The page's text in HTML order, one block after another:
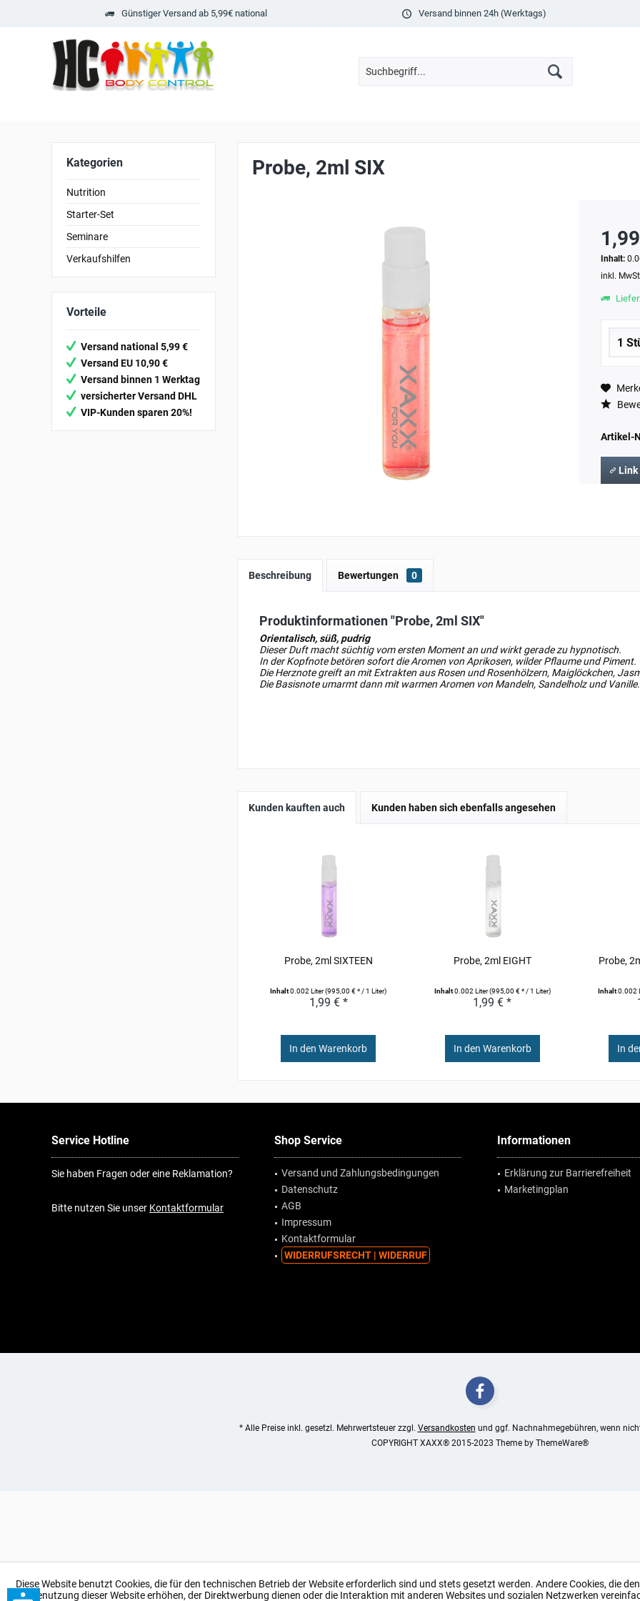
Günstiger Versand ab 5,99€ national Versand binnen 24h (Werktags)
Kategorien
Nutrition
Starter-Set
Seminare
Verkaufshilfen
Vorteile
Versand national 5,99 €
Versand EU 10,90 €
Versand binnen 1 Werktag
versicherter Versand DHL
VIP-Kunden sparen 20%!
Probe, 2ml SIX
Inhalt:
inkl.
Artikel-
Link
Beschreibung Bewertungen 0
Produktinformationen "Probe, 2ml SIX"
Orientalisch, süß, pudrig
Dieser Duft macht süchtig vom ersten Moment an und wirkt gerade zu hypnotisch.
In der Kopfnote betören sofort die Aromen von Aprikosen, wilder Pflaume und Piment.
Die Herznote greift an mit Extrakten aus Rosen und Rosenhölzern, Maiglöckchen,
Die Basisnote umarmt dann mit warmen Aromen von Mandeln, Sandelholz und Vanille.
Kunden kauften auch Kunden haben sich ebenfalls angesehen
Probe, 2ml SIXTEEN
Inhalt0.002 Liter(995,00 € * / 1 Liter)
1,99 € *
In den Warenkorb
Probe, 2ml EIGHT
Inhalt0.002 Liter(995,00 € * / 1 Liter)
1,99 € *
In den Warenkorb
Probe,
Inhalt0.002
In
Service Hotline
Sie haben Fragen oder eine Reklamation?
Bitte nutzen Sie unser Kontaktformular
Shop Service
Versand und Zahlungsbedingungen
Datenschutz
AGB
Impressum
Kontaktformular
WIDERRUFSRECHT | WIDERRUF
Informationen
Erklärung zur Barrierefreiheit
Marketingplan
* Alle Preise inkl. gesetzl. Mehrwertsteuer zzgl. Versandkosten und ggf. Nachnahmegebühren, wenn
COPYRIGHT XAXX® 2015-2023 Theme by ThemeWare®
Diese Website benutzt Cookies, die für den technischen Betrieb der Website erforderlich sind und stets gesetzt werden. Andere Cookies, die
bei Benutzung dieser Website erhöhen, der Direktwerbung dienen oder die Interaktion mit anderen Websites und sozialen Netzwerken